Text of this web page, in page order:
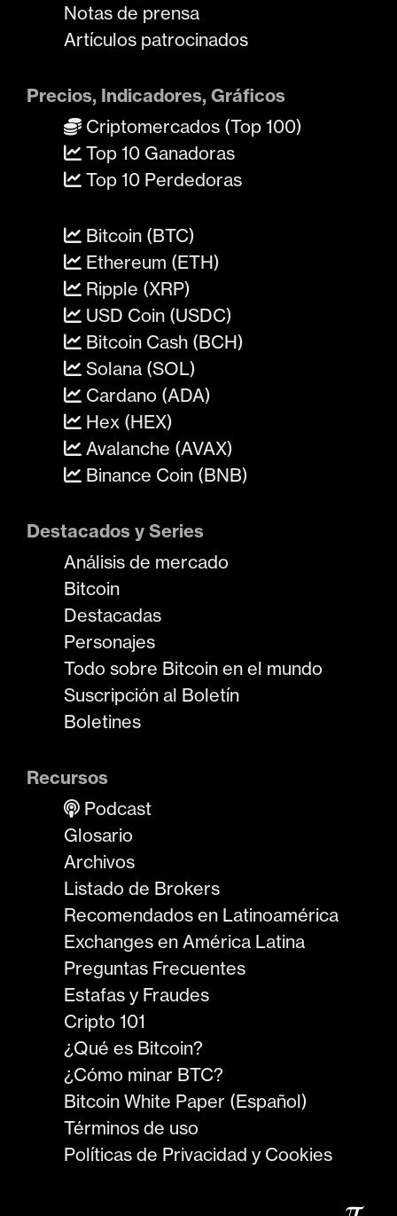
Notas de prensa
Artículos patrocinados
Precios, Indicadores, Gráficos
Criptomercados (Top 100)
Top 10 Ganadoras
Top 10 Perdedoras
Bitcoin (BTC)
Ethereum (ETH)
Ripple (XRP)
USD Coin (USDC)
Bitcoin Cash (BCH)
Solana (SOL)
Cardano (ADA)
Hex (HEX)
Avalanche (AVAX)
Binance Coin (BNB)
Destacados y Series
Análisis de mercado
Bitcoin
Destacadas
Personajes
Todo sobre Bitcoin en el mundo
Suscripción al Boletín
Boletines
Recursos
Podcast
Glosario
Archivos
Listado de Brokers
Recomendados en Latinoamérica
Exchanges en América Latina
Preguntas Frecuentes
Estafas y Fraudes
Cripto 101
¿Qué es Bitcoin?
¿Cómo minar BTC?
Bitcoin White Paper (Español)
Términos de uso
Políticas de Privacidad y Cookies